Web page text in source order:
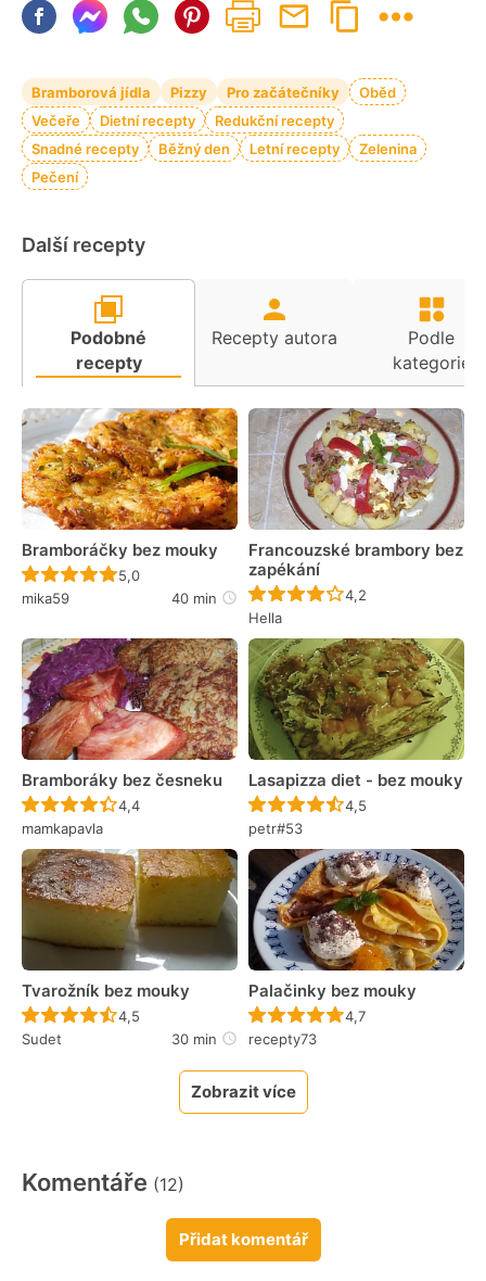
Bramborová jídla Pizzy Pro začátečníky
Oběd
Večeře
Dietní recepty
Redukční recepty
Snadné recepty
Běžný den Letní recepty
Zelenina
Pečení
Další recepty
Podobné
recepty
Recepty autora
Podle
kategorie
Bramboráčky bez mouky
Recept ještě nebyl hodnocen
5,0
mika59
40 min
Francouzské brambory bez
zapékání
Recept ještě nebyl
4,2
Hella
Bramboráky bez česneku
Recept ještě nebyl hodnocen
4,4
mamkapavla
Lasapizza diet - bez mouky
Recept ještě nebyl
4,5
petr#53
Tvarožník bez mouky
Recept ještě nebyl hodnocen
4,5
Sudet
30 min
Palačinky bez mouky
Recept ještě nebyl
4,7
recepty73
Zobrazit více
Komentáře (12)
Přidat komentář